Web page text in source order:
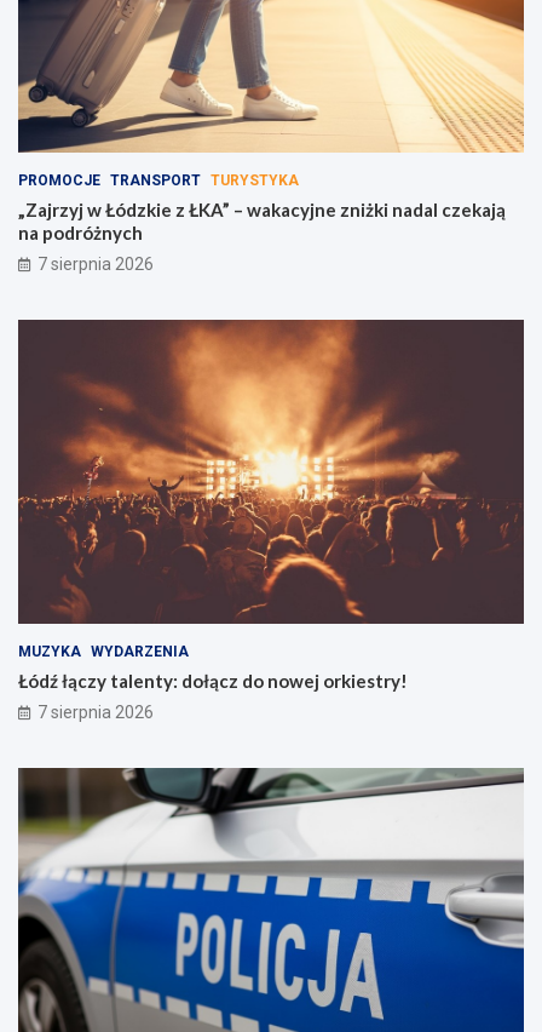
PROMOCJE TRANSPORT TURYSTYKA
„Zajrzyj w Łódzkie z ŁKA” – wakacyjne zniżki nadal czekają
na podróżnych
7 sierpnia 2026
MUZYKA WYDARZENIA
Łódź łączy talenty: dołącz do nowej orkiestry!
7 sierpnia 2026